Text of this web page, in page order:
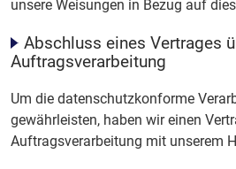
unsere Weisungen in Bezug auf
Abschluss eines Vertrages
Auftragsverarbeitung
Um die datenschutzkonforme
gewährleisten, haben wir einen
Auftragsverarbeitung mit unserem